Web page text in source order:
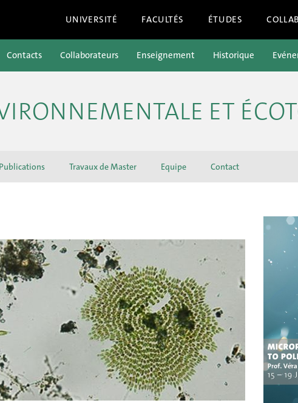
UNIVERSITÉ FACULTÉS ÉTUDES
Contacts Collaborateurs Enseignement Historique
ET
Publications Travaux de Master Equipe Contact